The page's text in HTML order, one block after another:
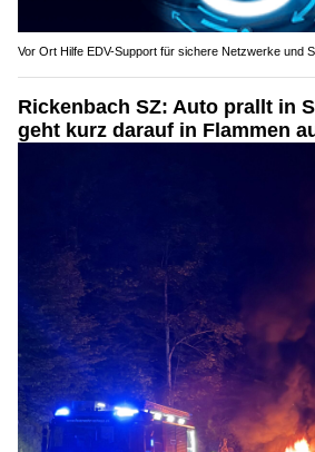
Vor Ort Hilfe EDV-Support für sichere Netzwerke und
Rickenbach SZ: Auto prallt in
geht kurz darauf in Flammen